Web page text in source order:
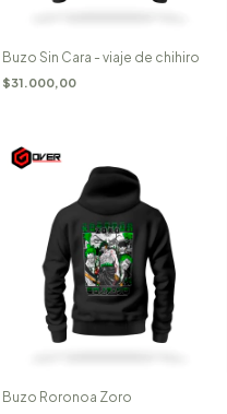
Buzo Sin Cara - viaje de chihiro
$31.000,00
Buzo Roronoa Zoro